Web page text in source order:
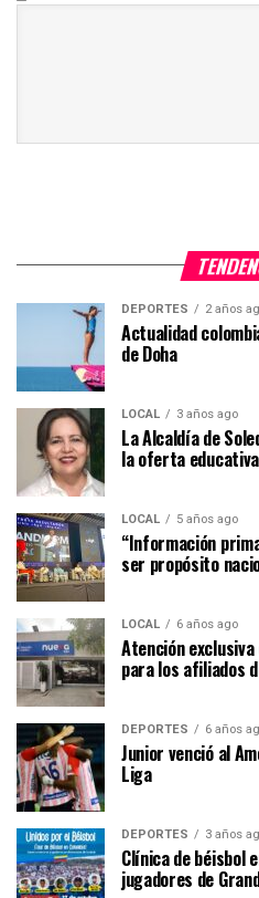
DEPORTES 2 años
Actualidad
de Doha
LOCAL 3 años ago
La Alcaldía de
la oferta
LOCAL 5 años ago
“Información
ser propósito
LOCAL 6 años ago
Atención
para los afiliados
DEPORTES 6 años
Junior venció al
Liga
DEPORTES 3 años
Clínica de béisbol
jugadores de